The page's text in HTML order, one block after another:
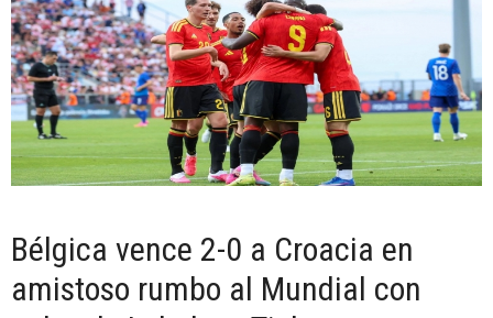
Bélgica vence 2-0 a Croacia en
amistoso rumbo al Mundial con